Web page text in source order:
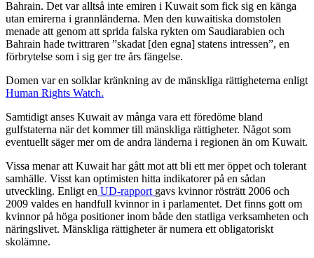
Bahrain. Det var alltså inte emiren i Kuwait som fick sig en känga
utan emirerna i grannländerna. Men den kuwaitiska domstolen
menade att genom att sprida falska rykten om Saudiarabien och
Bahrain hade twittraren ”skadat [den egna] statens intressen”, en
förbrytelse som i sig ger tre års fängelse.
Domen var en solklar kränkning av de mänskliga rättigheterna enligt
Human Rights Watch.
Samtidigt anses Kuwait av många vara ett föredöme bland
gulfstaterna när det kommer till mänskliga rättigheter. Något som
eventuellt säger mer om de andra länderna i regionen än om Kuwait.
Vissa menar att Kuwait har gått mot att bli ett mer öppet och tolerant
samhälle. Visst kan optimisten hitta indikatorer på en sådan
utveckling. Enligt en UD-rapport gavs kvinnor rösträtt 2006 och
2009 valdes en handfull kvinnor in i parlamentet. Det finns gott om
kvinnor på höga positioner inom både den statliga verksamheten och
näringslivet. Mänskliga rättigheter är numera ett obligatoriskt
skolämne.